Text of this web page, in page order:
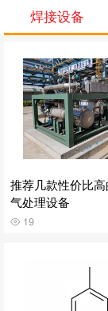
焊接设备
推荐几款性价比
气处理设备
19